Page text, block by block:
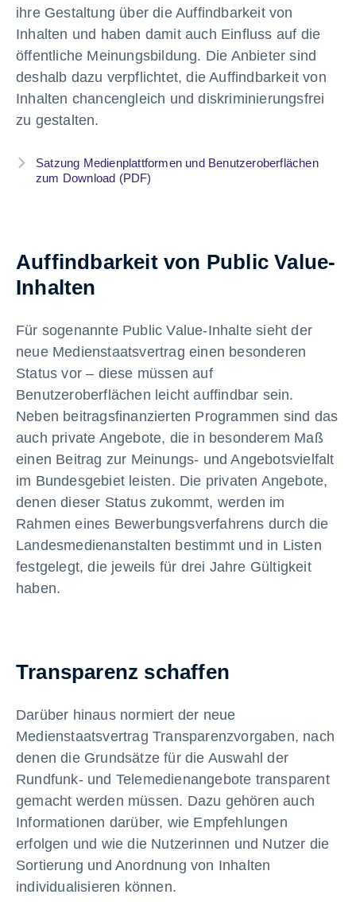
ihre Gestaltung über die Auffindbarkeit von
Inhalten und haben damit auch Einfluss auf die
öffentliche Meinungsbildung. Die Anbieter sind
deshalb dazu verpflichtet, die Auffindbarkeit von
Inhalten chancengleich und diskriminierungsfrei
zu gestalten.
Satzung Medienplattformen und Benutzeroberflächen
zum Download (PDF)
Auffindbarkeit von Public Value-
Inhalten
Für sogenannte Public Value-Inhalte sieht der
neue Medienstaatsvertrag einen besonderen
Status vor – diese müssen auf
Benutzeroberflächen leicht auffindbar sein.
Neben beitragsfinanzierten Programmen sind das
auch private Angebote, die in besonderem Maß
einen Beitrag zur Meinungs- und Angebotsvielfalt
im Bundesgebiet leisten. Die privaten Angebote,
denen dieser Status zukommt, werden im
Rahmen eines Bewerbungsverfahrens durch die
Landesmedienanstalten bestimmt und in Listen
festgelegt, die jeweils für drei Jahre Gültigkeit
haben.
Transparenz schaffen
Darüber hinaus normiert der neue
Medienstaatsvertrag Transparenzvorgaben, nach
denen die Grundsätze für die Auswahl der
Rundfunk- und Telemedienangebote transparent
gemacht werden müssen. Dazu gehören auch
Informationen darüber, wie Empfehlungen
erfolgen und wie die Nutzerinnen und Nutzer die
Sortierung und Anordnung von Inhalten
individualisieren können.